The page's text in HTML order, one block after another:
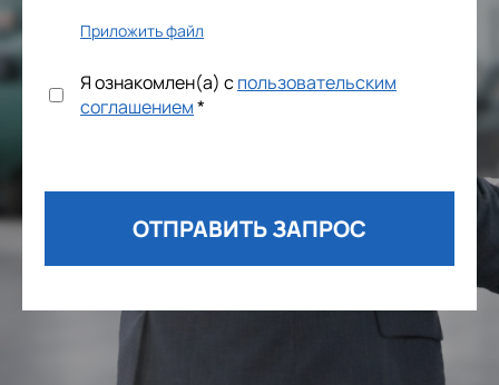
Приложить файл
Я ознакомлен(а) спользовательским
соглашением*
ОТПРАВИТЬ ЗАПРОС